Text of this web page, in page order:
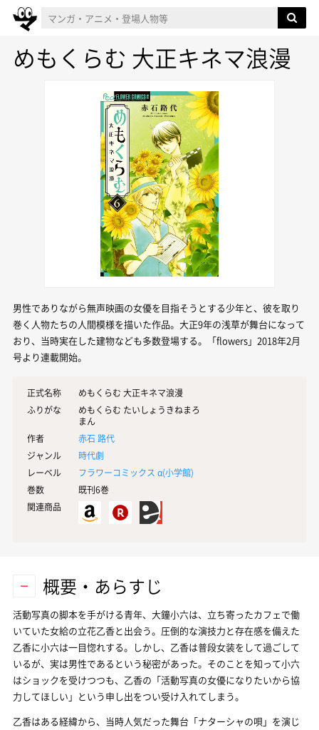
めもくらむ 大正キネマ浪漫
男性でありながら無声映画の女優を目指そうとする少年と、彼を取り
巻く人物たちの人間模様を描いた作品。大正9年の浅草が舞台になって
おり、当時実在した建物なども多数登場する。「flowers」2018年2月
号より連載開始。
正式名称
めもくらむ 大正キネマ浪漫
ふりがな
めもくらむ たいしょうきねまろ
まん
作者
赤石 路代
ジャンル
時代劇
レーベル
フラワーコミックス α(小学館)
巻数
既刊6巻
関連商品
概要・あらすじ
活動写真の脚本を手がける青年、大鐘小六は、立ち寄ったカフェで働
いていた女給の立花乙香と出会う。圧倒的な演技力と存在感を備えた
乙香に小六は一目惚れする。しかし、乙香は普段女装をして過ごして
いるが、実は男性であるという秘密があった。そのことを知って小六
はショックを受けつつも、乙香の「活動写真の女優になりたいから協
力してほしい」という申し出をつい受け入れてしまう。
乙香はある経緯から、当時人気だった舞台「ナターシャの唄」を演じ